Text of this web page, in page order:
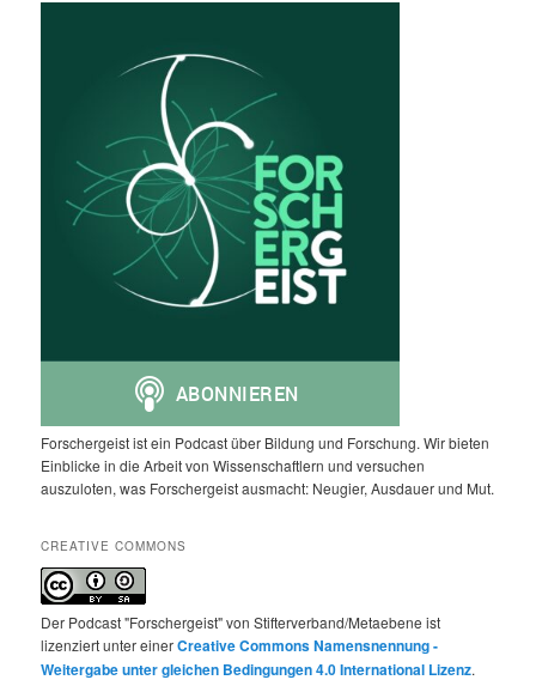
Forschergeist ist ein Podcast über Bildung und Forschung. Wir bieten
Einblicke in die Arbeit von Wissenschaftlern und versuchen
auszuloten, was Forschergeist ausmacht: Neugier, Ausdauer und Mut.
CREATIVE COMMONS
Der Podcast "Forschergeist" von Stifterverband/Metaebene ist
lizenziert unter einerCreative Commons Namensnennung -
Weitergabe unter gleichen Bedingungen 4.0 International Lizenz.